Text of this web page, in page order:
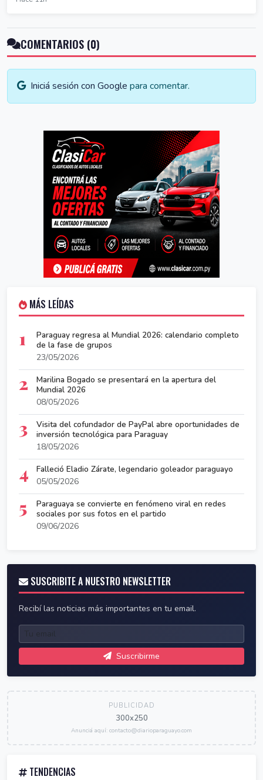
COMENTARIOS (0)
Iniciá sesión con Google para comentar.
MÁS LEÍDAS
1
Paraguay regresa al Mundial 2026: calendario completo
de la fase de grupos
23/05/2026
2
Marilina Bogado se presentará en la apertura del
Mundial 2026
08/05/2026
3
Visita del cofundador de PayPal abre oportunidades de
inversión tecnológica para Paraguay
18/05/2026
4
Falleció Eladio Zárate, legendario goleador paraguayo
05/05/2026
5
Paraguaya se convierte en fenómeno viral en redes
sociales por sus fotos en el partido
09/06/2026
SUSCRIBITE A NUESTRO NEWSLETTER
Recibí las noticias más importantes en tu email.
Suscribirme
PUBLICIDAD
300x250
Anunciá aquí: contacto@diarioparaguayo.com
TENDENCIAS